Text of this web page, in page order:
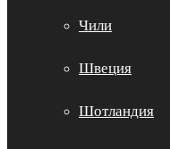
Чили
Швеция
Шотландия